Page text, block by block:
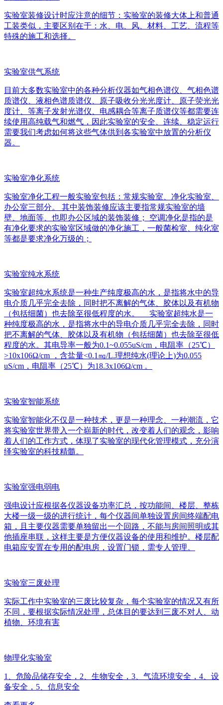
实验室装修设计时应注意的细节：实验室的装修大体上和普通
工装类似，主要区别在于：水、电、风、材料、工艺、流程等
特殊的施工和选择。
实验室供气系统
目前大多数实验室中的各种分析仪器如气相色谱仪、气相色谱
质谱仪、液相色谱质谱仪、原子吸收分光光度计、原子荧光光
度计、等离子发射光谱仪、电感耦合等离子质谱仪等都需要连
续使用高纯载气和燃气，因此实验室的安全、连续、稳定运行
需要我们考虑如何将这些气体供到各实验室中放置的分析仪
器。
实验室净化系统
实验室净化工程一般实验室包括：常规实验室、净化实验室、
办公室三部分。 其中装饰装修应该主要指常规实验室的墙
壁、地面等、也即办公区域的装饰装修； 空调净化是指的是
有净化要求的实验室区域做的净化施工，一般菌检室、纯化室
等都是要求净化万级的；
实验室纯水系统
实验室超纯水系统是一种生产纯度极高的水，是指将水中的导
电介质几乎完全去除，同时把不离解的气体、胶体以及有机物
（包括细菌）也去除至很低程度的水。 实验室超纯水是一
种纯度极高的水，是指将水中的导电介质几乎完全去除，同时
把不离解的气体、胶体以及有机物（包括细菌）也去除至很低
程度的水。其电导率一般为0.1~0.055uS/cm，电阻率（25℃）
>10x106Ω/cm ，含盐量<0.1㎎/L.理想纯水(理论上)为0.055
uS/cm，电阻率（25℃）为18.3x106Ω/cm 。
实验室智能系统
实验室智能化不仅是一种技术，更是一种理念、一种潮流，它
将实验室世界带入一个崭新的时代，改变着人们的观念，影响
着人们的工作方式，体现了实验室的现代化管理模式，充分演
绎实验室的科技精髓。
实验室强电弱电
强电设计应根据各仪器设备功率汇总，按功能间、楼层、整栋
大楼一级一级的进行统计，每个仪器间单独设置房间终端配电
箱，且主要仪器需要单独留出一个回路，不能与房间照明或其
他插座串联，这样主要是方便仪器设备的使用和维护。楼层配
电箱应安置在专用的配电房，设置门锁，需专人管理。
实验室三废处理
实际工作中实验室的三废比较复杂，每个实验室的情况又有所
不同，要根据实际情况处理，总体目的要达到三废不对人、动
植物、环境有害
物理化实验室
1、危险品储存安全，2、生物安全，3、气流环境安全，4、设
备安全，5、信息安全